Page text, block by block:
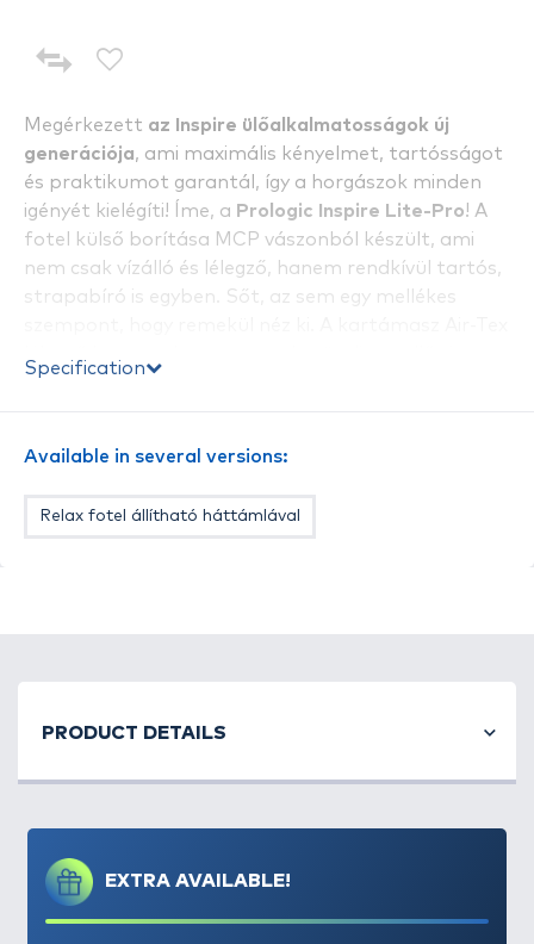
Megérkezett az Inspire ülőalkalmatosságok új
generációja, ami maximális kényelmet, tartósságot
és praktikumot garantál, így a horgászok minden
igényét kielégíti! Íme, a Prologic Inspire Lite-Pro! A
fotel külső borítása MCP vászonból készült, ami
nem csak vízálló és lélegző, hanem rendkívül tartós,
strapabíró is egyben. Sőt, az sem egy mellékes
ezzel megakadályozva a hőmérséklet
kialakítású, egyből érezhetően megfelelő támaszt
párna kiemelten kényelmes támasztékot biztosít a
mérete: 47x52 cm
Teherbírása: 140 kg (!)
huzattal
MCP vízálló és lélegző szövet
Puha neoprén párna
Specification
Available in several versions:
Relax fotel állítható háttámlával
EXTRA AVAILABLE!
PRODUCT DETAILS